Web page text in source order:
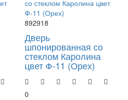
892918
Дверь
шпонированная со
стеклом Каролина
цвет Ф-11 (Орех)
0